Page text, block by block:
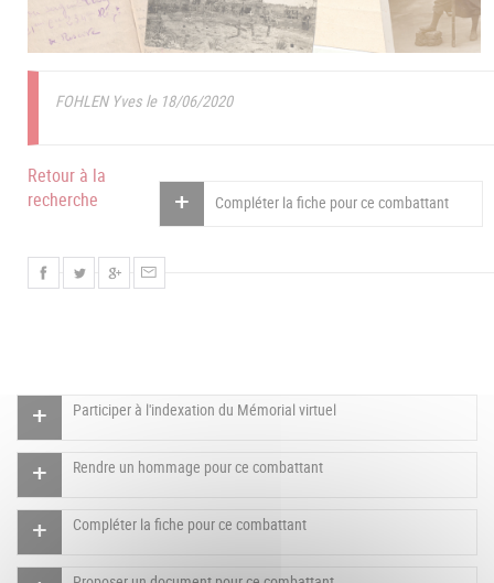
FOHLEN Yves le 18/06/2020
Compléter la fiche pour ce combattant
Retour à la
recherche
Participer à l'indexation du Mémorial virtuel
Rendre un hommage pour ce combattant
Compléter la fiche pour ce combattant